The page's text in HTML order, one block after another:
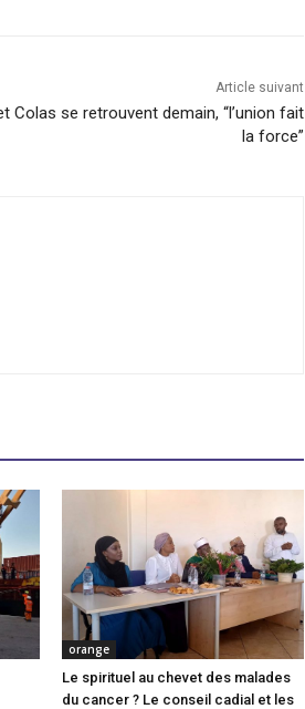
Article suivant
Colas se retrouvent demain, “l’union fait
la force”
orange
Le spirituel au chevet des malades
du cancer ? Le conseil cadial et les